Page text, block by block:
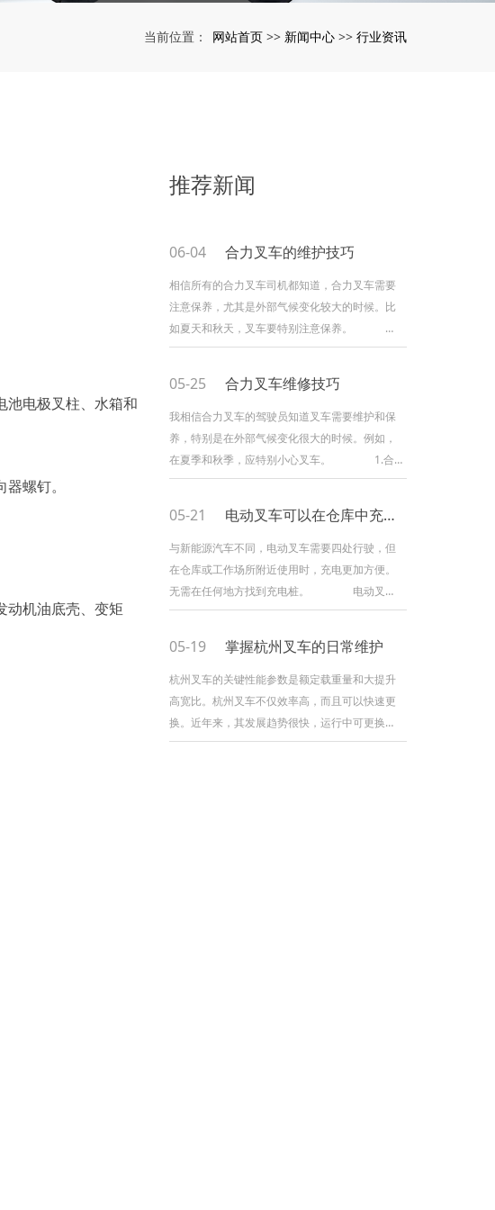
当前位置： 网站首页 >> 新闻中心 >> 行业资讯
电极叉柱、水箱和
螺钉。
机油底壳、变矩
推荐新闻
06-04 合力叉车的维护技巧
相信所有的合力叉车司机都知道，合力叉车需要
注意保养，尤其是外部气候变化较大的时候。比
如夏天和秋天，叉车要特别注意保养。
一、合力叉车车辆外部维护: 夏秋两季，
果车身有划痕，很容易受潮生锈。因此，如果合
力叉车外部有划痕，应及时进行油漆处理，以避
免划痕受潮生锈。因为我们无法控制天气，雨水
腐蚀，阳光直射等。会对叉车产生影响，所以做
好合力叉车
05-25 合力叉车维修技巧
我相信合力叉车的驾驶员知道叉车需要维护和保
养，特别是在外部气候变化很大的时候。例如，
在夏季和秋季，应特别小心叉车。 1.合
力叉车的外部维护： 在夏季和秋季，清
很潮湿。如果身体被刮擦，很容易受潮和生锈。
因此，一旦合力叉车的外部出现刮痕，应及时进
行喷涂，以免刮痕部位受潮和生锈。由于我们无
法控制天气，雨水腐蚀，直射阳光等会影响叉
车，因此
05-21 电动叉车可以在仓库中充电吗？
与新能源汽车不同，电动叉车需要四处行驶，但
在仓库或工作场所附近使用时，充电更加方便。
无需在任何地方找到充电桩。 电动叉车
充电通常不适合在仓库中进行实际操作，建议在
地域限制您被迫在仓库中进行实际的充电操作，
则应严格按照消防法规和电力安全管理体系执行
充电操作，并且需要指派专职人员进行维护它可
以防止事故发生。以上仅供参考。您不应该冒险
进行安全
05-19 掌握杭州叉车的日常维护
杭州叉车的关键性能参数是额定载重量和大提升
高宽比。杭州叉车不仅效率高，而且可以快速更
换。近年来，其发展趋势很快，运行中可更换的
设备有30多种。例如，更换侧夹设备可以转移汽